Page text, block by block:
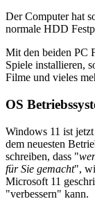
Der Computer hat
normale HDD
Mit den beiden PC
Spiele installieren,
Filme und vieles
OS
Windows 11 ist
dem neuesten
schreiben, dass "
für Sie gemacht",
Microsoft 11
"verbessern" kann.